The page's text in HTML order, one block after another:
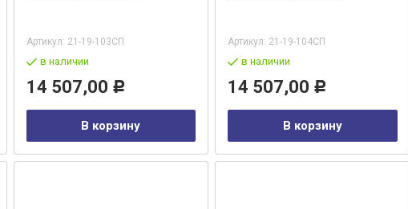
Артикул: 21-19-103СП
в наличии
14 507,00 Р
В корзину
Артикул: 21-19-104СП
в наличии
14 507,00 Р
В корзину